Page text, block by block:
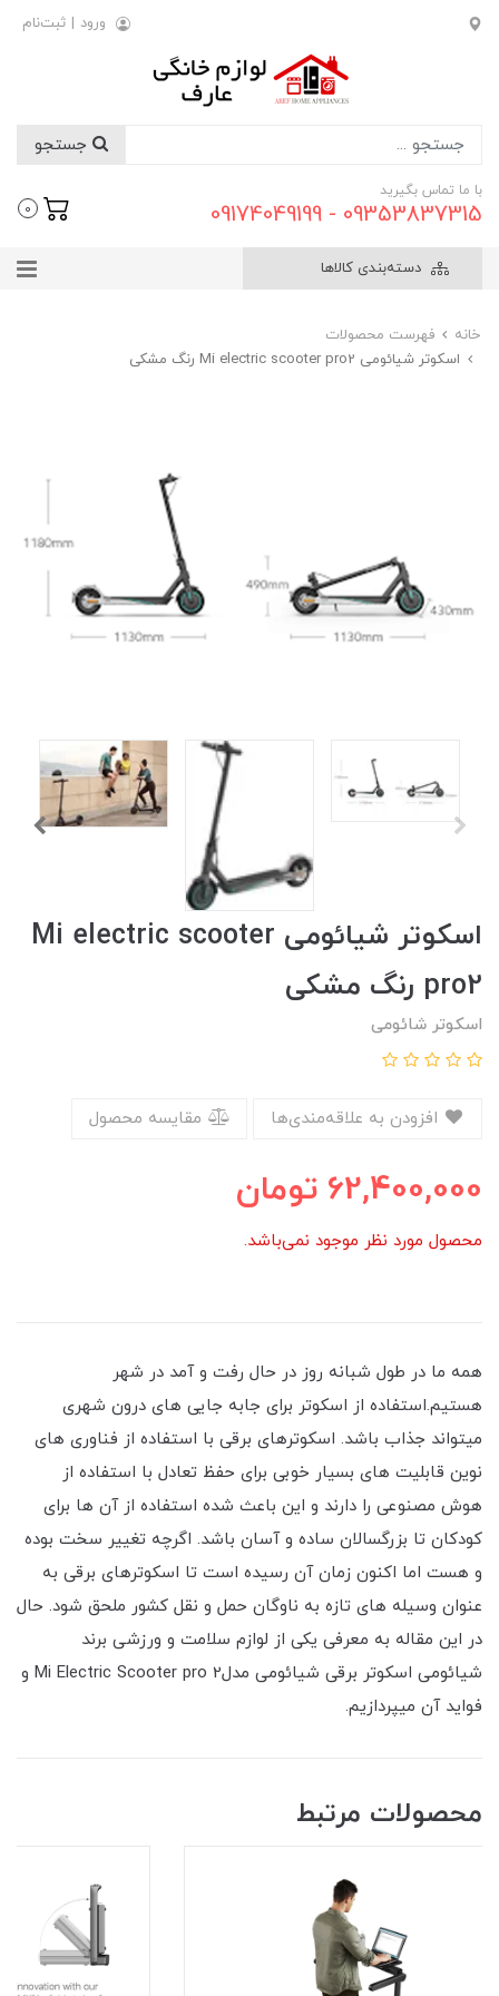
ورود | ثبت‌نام
با ما تماس بگیرید
09353837315 - 09174049199
0
دسته‌بندی کالاها
خانه
فهرست محصولات
اسکوتر شیائومی Mi electric scooter pro2 رنگ مشکی
اسکوتر شیائومی Mi electric scooter
pro2 رنگ مشکی
اسکوتر شائومی
مقایسه محصول
62,400,000 تومان
محصول مورد نظر موجود نمی‌باشد.
همه ما در طول شبانه روز در حال رفت و آمد در شهر
هستیم.استفاده از اسکوتر برای جابه جایی های درون شهری
میتواند جذاب باشد. اسکوترهای برقی با استفاده از فناوری های
نوین قابلیت های بسیار خوبی برای حفظ تعادل با استفاده از
هوش مصنوعی را دارند و این باعث شده استفاده از آن ها برای
کودکان تا بزرگسالان ساده و آسان باشد. اگرچه تغییر سخت بوده
و هست اما اکنون زمان آن رسیده است تا اسکوترهای برقی به
عنوان وسیله های تازه به ناوگان حمل و نقل کشور ملحق شود. حال
در این مقاله به معرفی یکی از لوازم سلامت و ورزشی برند
شیائومی اسکوتر برقی شیائومی مدلMi Electric Scooter pro 2 و
فواید آن میپردازیم.
محصولات مرتبط